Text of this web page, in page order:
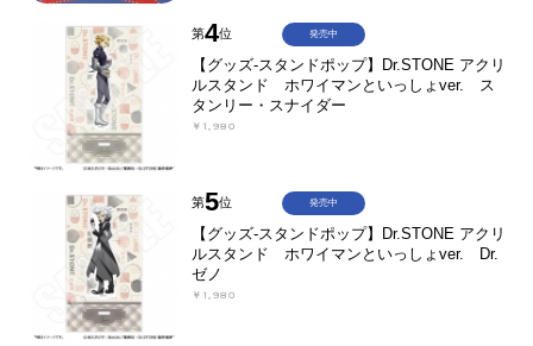
第4位
【グッズ-スタンドポップ】Dr.STONE アクリ
ルスタンド ホワイマンといっしょver. ス
タンリー・スナイダー
￥1,980
発売中
第5位
【グッズ-スタンドポップ】Dr.STONE アクリ
ルスタンド ホワイマンといっしょver. Dr.
ゼノ
￥1,980
発売中